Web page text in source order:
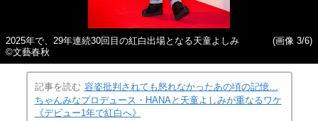
2025年で、29年連続30回目の紅白出場となる天童よしみ
©文藝春秋
(画像 3/6)
記事を読む 容姿批判されても怒れなかったあの頃の記憶…
ちゃんみなプロデュース・HANAと天童よしみが重なるワケ
《デビュー1年で紅白へ》